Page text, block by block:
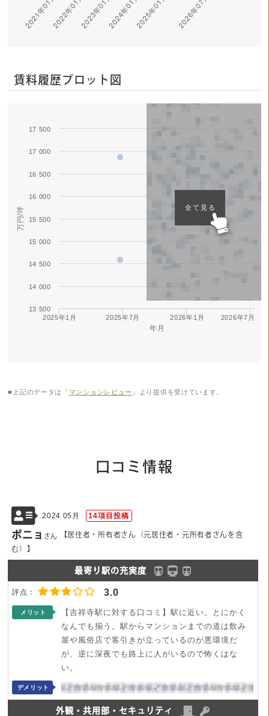
賃料履歴プロット図
年月
万円/坪
Series 1
2025年1月 2026年1月
2025年7月 2026年7月
13 500
14 000
14 500
15 000
15 500
16 000
16 500
17 000
17 500
全て見る
■上記のデータは「 マンションレビュー 」より提供を受けています。
口コミ情報
2024 05月 14項目投稿
ポニョ さん 【居住者・所有者さん（元居住者・元所有者さんを含
む）】
最寄り駅の充実度
3.0
メリット
【吉祥寺駅に対する口コミ】駅に近い。とにかく
なんでも揃う。駅からマンションまでの道は飲み
屋や風俗店で客引きが立っているのが悪環境だ
が、逆に深夜でも路上に人がいるので怖くはな
い。
デメリット
外観・共用部・セキュリティ